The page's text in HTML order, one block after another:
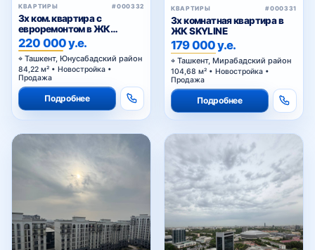
3х ком. квартира с
евроремонтом в ЖК
«Казахстан»
220 000 у.е.
Ташкент, Юнусабадский район
84,22 м² • Новостройка •
Продажа
Подробнее
#000331
3х комнатная квартира в
ЖК SKYLINE
179 000 у.е.
Ташкент, Мирабадский район
104,68 м² • Новостройка •
Продажа
Подробнее